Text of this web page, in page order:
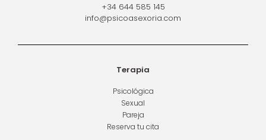
+34 644 585 145
info@psicoasexoria.com
Terapia
Psicológica
Sexual
Pareja
Reserva tu cita